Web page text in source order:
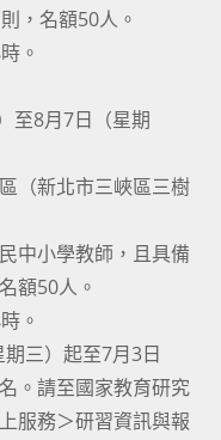
，名額50人。
。
至8月7日（星期
（新北市三峽區三樹
中小學教師，且具備
額50人。
。
三）起至7月3日
。請至國家教育研究
服務＞研習資訊與報